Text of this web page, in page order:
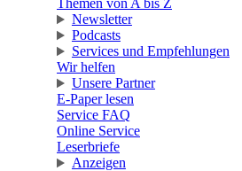
Themen von A bis Z
Newsletter
Podcasts
Services und Empfehlungen
Wir helfen
Unsere Partner
E-Paper lesen
Service FAQ
Online Service
Leserbriefe
Anzeigen